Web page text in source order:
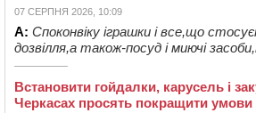
07 СЕРПНЯ 2026, 10:09
А: Споконвіку іграшки і все,що
дозвілля,а також-посуд і миючі
Встановити гойдалки, карусель і
Черкасах просять покращити умови